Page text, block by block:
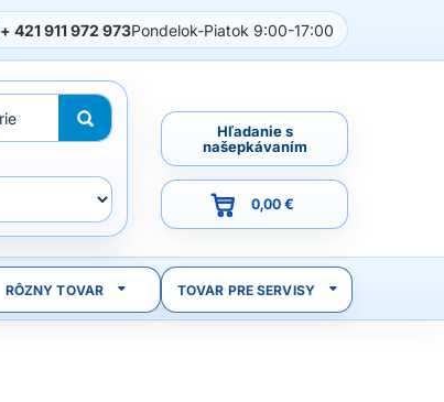
+ 421 911 972 973Pondelok-Piatok 9:00-17:00
Hľadanie s
našepkávaním
0,00 €
RÔZNY TOVAR TOVAR PRE SERVISY